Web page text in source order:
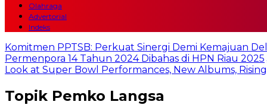
Olahraga
Advertorial
Indeks
Komitmen PPTSB: Perkuat Sinergi Demi Kemajuan
Permenpora 14 Tahun 2024 Dibahas di HPN Riau 2025
Look at Super Bowl Performances, New Albums,
Topik Pemko Langsa